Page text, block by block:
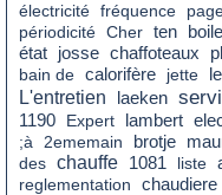
électricité fréquence
périodicité Cher ten
état josse chaffoteaux
bain de calorifère jette le
L'entretien laeken
1190
Expert lambert
;à
2ememain brotje
des chauffe 1081 liste
reglementation
chaudiere